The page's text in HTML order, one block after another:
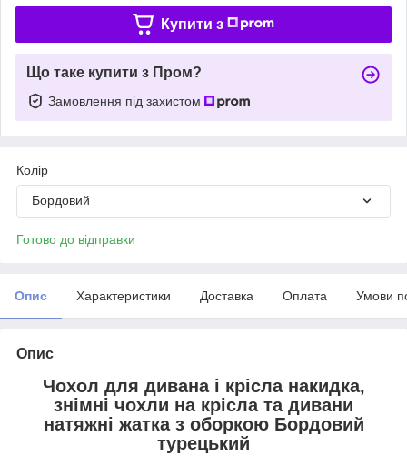
Купити з
Що таке купити з Пром?
Замовлення під захистом
Колір
Бордовий
Готово до відправки
Опис Характеристики Доставка Оплата Умови
Опис
Чохол для дивана і крісла накидка,
знімні чохли на крісла та дивани
натяжні жатка з оборкою Бордовий
турецький